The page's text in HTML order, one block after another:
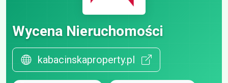
Wycena Nieruchomości
kabacinskaproperty.pl